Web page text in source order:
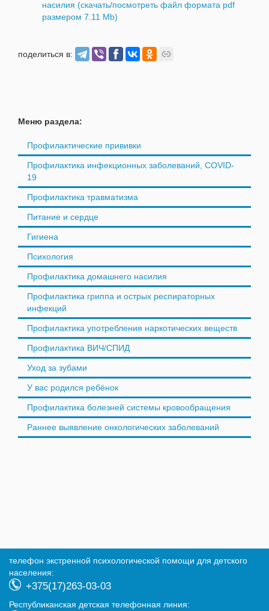
насилия (скачать/посмотреть файл формата pdf
размером 7.11 Mb)
поделиться в:
Меню раздела:
Профилактические прививки
Профилактика инфекционных заболеваний, COVID-
19
Профилактика травматизма
Питание и сердце
Гигиена
Психология
Профилактика домашнего насилия
Профилактика гриппа и острых респираторных
инфекций
Профилактика употребления наркотических веществ
Профилактика ВИЧ/СПИД
Уход за зубами
У вас родился ребёнок
Профилактика болезней системы кровообращения
Раннее выявление онкологических заболеваний
телефон экстренной психологической помощи для детского
населения:
+375(17)263-03-03
Республиканская детская телефонная линия: